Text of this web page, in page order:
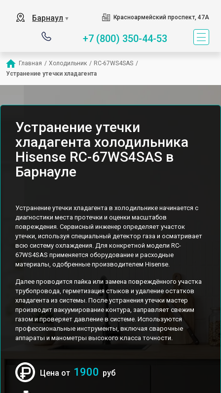
Барнаул ▼ Красноармейский проспект, 47А
+7 (800) 350-44-53
Главная / Холодильник / RC-67WS4SAS /
Устранение утечки хладагента
Устранение утечки
хладагента холодильника
Hisense RC-67WS4SAS в
Барнауле
Устранение утечки хладагента в холодильнике начинается с
диагностики места протечки и оценки масштабов
повреждения. Сервисный инженер определяет участок
утечки, используя специальный детектор газа и осматривает
всю систему охлаждения. Для конкретной модели RC-
67WS4SAS применяется оборудование и расходные
материалы, одобренные производителем Hisense.
Далее проводится пайка или замена повреждённого участка
трубопровода, герметизация стыков и удаление остатков
хладагента из системы. После устранения утечки мастер
производит вакуумирование контура, заправляет свежим
газом и проверяет давление в системе. Используются
профессиональные инструменты, включая сварочные
аппараты и манометры высокого класса точности.
Цена от 1900 руб